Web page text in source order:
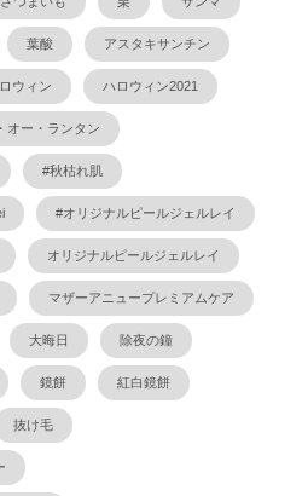
葉酸 アスタキサンチン
ウィン ハロウィン2021
オー・ランタン
#秋枯れ肌
#オリジナルピールジェルレイ
オリジナルピールジェルレイ
マザーアニュープレミアムケア
大晦日 除夜の鐘
鏡餅 紅白鏡餅
抜け毛